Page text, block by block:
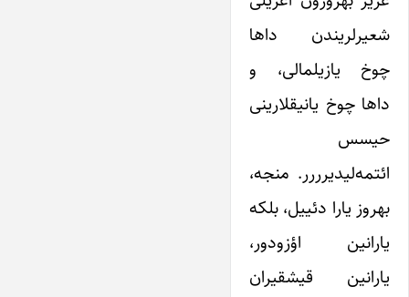
شعیرلریندن داها
چوخ یازیلمالی، و
داها چوخ یانیقلارینی
حیسس
ائتمه‌لیدیرررر. منجه،
بهروز یارا دئییل، بلکه
یارانین اؤزودور،
یارانین قیشقیران